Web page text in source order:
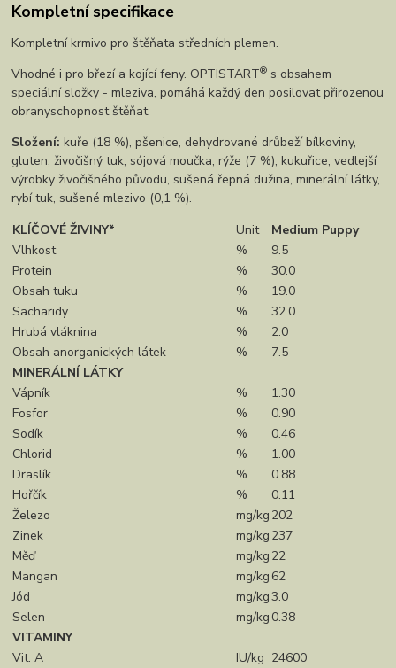
Kompletní specifikace
Kompletní krmivo pro štěňata středních plemen.
Vhodné i pro březí a kojící feny. OPTISTART® s obsahem
speciální složky - mleziva, pomáhá každý den posilovat přirozenou
obranyschopnost štěňat.
Složení: kuře (18 %), pšenice, dehydrované drůbeží bílkoviny,
gluten, živočišný tuk, sójová moučka, rýže (7 %), kukuřice, vedlejší
výrobky živočišného původu, sušená řepná dužina, minerální látky,
rybí tuk, sušené mlezivo (0,1 %).
KLÍČOVÉ ŽIVINY*
Unit
Medium Puppy
Vlhkost
%
9.5
Protein
%
30.0
Obsah tuku
%
19.0
Sacharidy
%
32.0
Hrubá vláknina
%
2.0
Obsah anorganických látek
%
7.5
MINERÁLNÍ LÁTKY
Vápník
%
1.30
Fosfor
%
0.90
Sodík
%
0.46
Chlorid
%
1.00
Draslík
%
0.88
Hořčík
%
0.11
Železo
mg/kg 202
Zinek
mg/kg 237
Měď
mg/kg 22
Mangan
mg/kg 62
Jód
mg/kg3.0
Selen
mg/kg 0.38
VITAMINY
Vit. A
IU/kg 24600